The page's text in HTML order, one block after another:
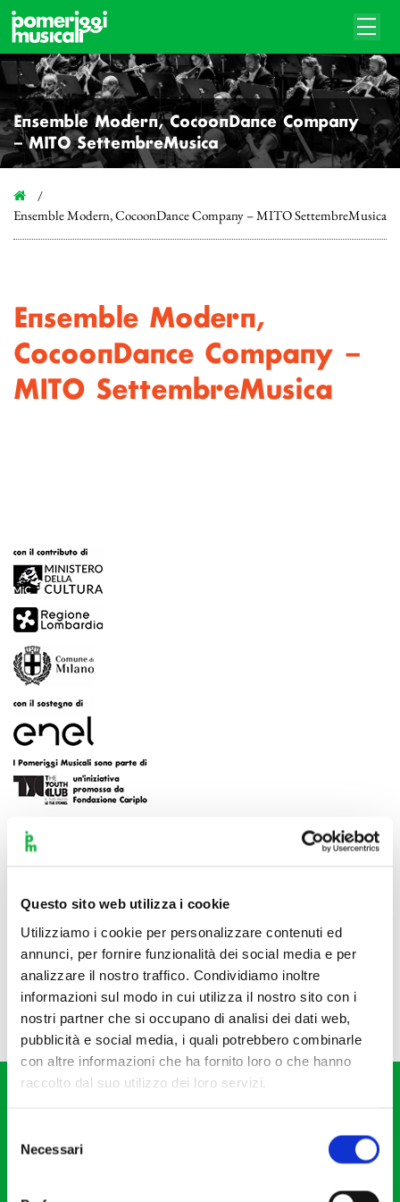
Questo sito web utilizza i cookie
Utilizziamo i cookie per personalizzare contenuti ed
annunci, per fornire funzionalità dei social media e per
analizzare il nostro traffico. Condividiamo inoltre
informazioni sul modo in cui utilizza il nostro sito con i
nostri partner che si occupano di analisi dei dati web,
pubblicità e social media, i quali potrebbero combinarle
con altre informazioni che ha fornito loro o che hanno
raccolto dal suo utilizzo dei loro servizi.
delNecessari
Ensemble Modern, CocoonDance Company
– MITO SettembreMusica
Ensemble Modern, CocoonDance Company – MITO SettembreMusica
Ensemble Modern,
CocoonDance Company –
MITO SettembreMusica